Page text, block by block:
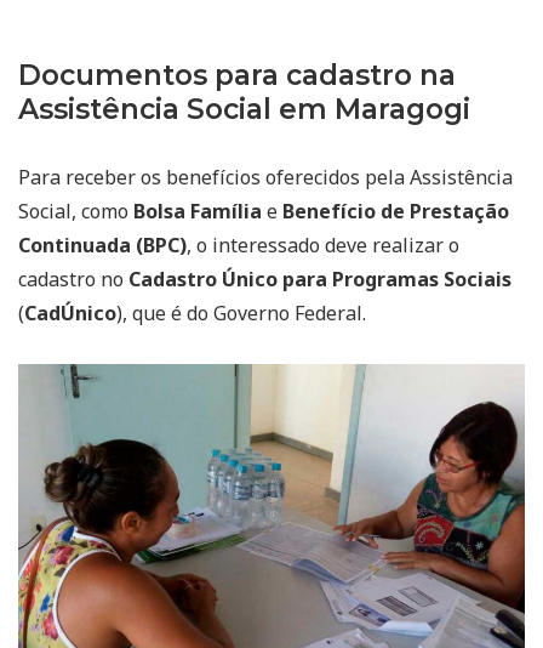
Documentos para cadastro na
Assistência Social em Maragogi
Para receber os benefícios oferecidos pela Assistência
Social, como Bolsa Família e Benefício de Prestação
Continuada (BPC), o interessado deve realizar o
cadastro no Cadastro Único para Programas Sociais
(CadÚnico), que é do Governo Federal.